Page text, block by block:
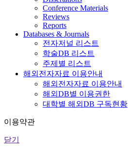
Conference Materials
Reviews
Reports
Databases & Journals
전자저널 리스트
학술DB 리스트
주제별 리스트
해외전자자료 이용안내
해외전자자료 이용안내
해외DB별 이용권한
대학별 해외DB 구독현황
이용약관
닫기